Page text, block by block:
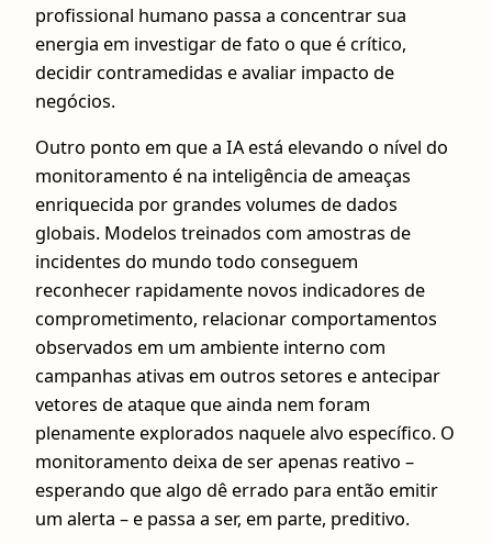
profissional humano passa a concentrar sua
energia em investigar de fato o que é crítico,
decidir contramedidas e avaliar impacto de
negócios.
Outro ponto em que a IA está elevando o nível do
monitoramento é na inteligência de ameaças
enriquecida por grandes volumes de dados
globais. Modelos treinados com amostras de
incidentes do mundo todo conseguem
reconhecer rapidamente novos indicadores de
comprometimento, relacionar comportamentos
observados em um ambiente interno com
campanhas ativas em outros setores e antecipar
vetores de ataque que ainda nem foram
plenamente explorados naquele alvo específico. O
monitoramento deixa de ser apenas reativo –
esperando que algo dê errado para então emitir
um alerta – e passa a ser, em parte, preditivo.